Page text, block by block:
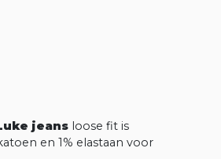
jeans loose fit is
en 1% elastaan voor